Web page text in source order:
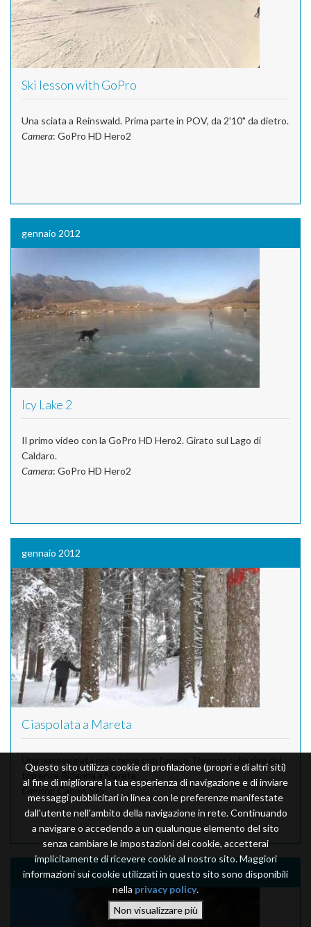
Ski lesson with GoPro
Una sciata a Reinswald. Prima parte in POV, da 2'10" da dietro.
Camera: GoPro HD Hero2
gennaio 2012
Icy Lake 2
Il primo video con la GoPro HD Hero2. Girato sul Lago di
Caldaro.
Camera: GoPro HD Hero2
gennaio 2012
Ciaspolata a Mareta
torrente Ridanna a Mareta.
: Canon S95
settembre 2011
Questo sito utilizza cookie di profilazione (propri e di altri siti)
al fine di migliorare la tua esperienza di navigazione e di inviare
messaggi pubblicitari in linea con le preferenze manifestate
dall'utente nell'ambito della navigazione in rete. Continuando
a navigare o accedendo a un qualunque elemento del sito
senza cambiare le impostazioni dei cookie, accetterai
implicitamente di ricevere cookie al nostro sito. Maggiori
informazioni sui cookie utilizzati in questo sito sono disponibili
nella privacy policy.